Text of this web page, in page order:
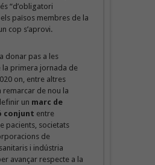
“d’obligatori
països membres de la
cop s’aprovi.
donar pas a les
la primera jornada de
on, entre altres
remarcar de nou la
un marc de
conjunt entre
pacients, societats
de
i indústria
avançar respecte a la